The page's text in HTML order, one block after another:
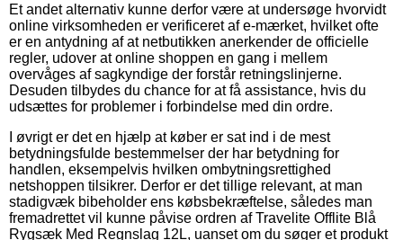
Et andet alternativ kunne derfor være at undersøge hvorvidt
online virksomheden er verificeret af e-mærket, hvilket ofte
er en antydning af at netbutikken anerkender de officielle
regler, udover at online shoppen en gang i mellem
overvåges af sagkyndige der forstår retningslinjerne.
Desuden tilbydes du chance for at få assistance, hvis du
udsættes for problemer i forbindelse med din ordre.
I øvrigt er det en hjælp at køber er sat ind i de mest
betydningsfulde bestemmelser der har betydning for
handlen, eksempelvis hvilken ombytningsrettighed
netshoppen tilsikrer. Derfor er det tillige relevant, at man
stadigvæk bibeholder ens købsbekræftelse, således man
fremadrettet vil kunne påvise ordren af Travelite Offlite Blå
Rygsæk Med Regnslag 12L, uanset om du søger et produkt